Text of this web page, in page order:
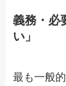
義務・必
い」
最も一般